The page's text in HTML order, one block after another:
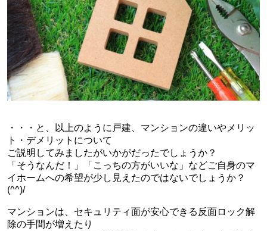
・・・と、以上のように戸建、マンションの違いやメリッ
ト・デメリットについて
ご説明してみましたがいかがだったでしょうか？
「そうなんだ！」「こっちの方がいいな」などご自身のマ
イホームへの希望が少し見えたのではないでしょうか？
(^^)/
マンションは、セキュリティ面が安心できる反面ロック解
除の手間が増えたり